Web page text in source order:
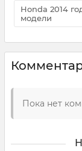
Honda 2014
модели
Пока нет